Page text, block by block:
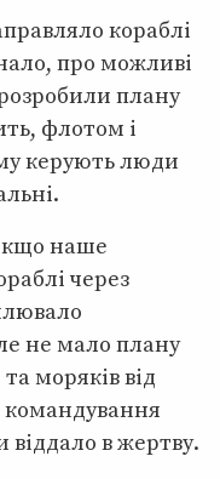
кораблі
про можливі
плану
флотом і
керують люди
наше
через
не мало плану
моряків від
командування
віддало в жертву.